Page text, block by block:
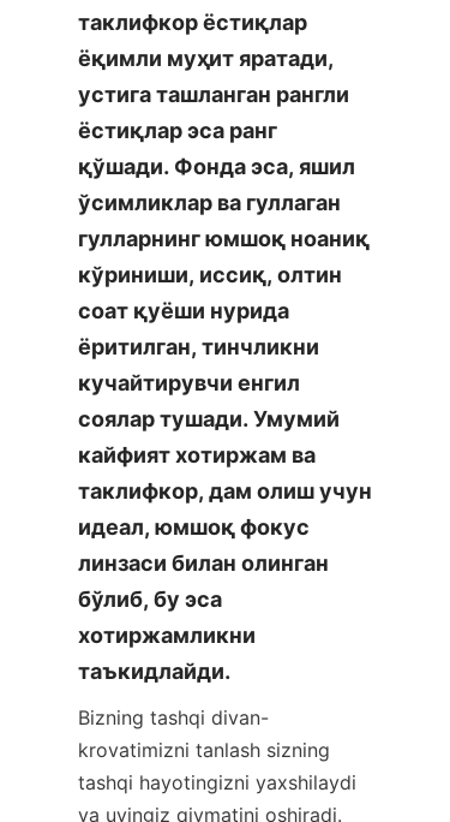
таклифкор ёстиқлар
ёқимли муҳит яратади,
устига ташланган рангли
ёстиқлар эса ранг
қўшади. Фонда эса, яшил
ўсимликлар ва гуллаган
гулларнинг юмшоқ ноаниқ
кўриниши, иссиқ, олтин
соат қуёши нурида
ёритилган, тинчликни
кучайтирувчи енгил
соялар тушади. Умумий
кайфият хотиржам ва
таклифкор, дам олиш учун
идеал, юмшоқ фокус
линзаси билан олинган
бўлиб, бу эса
хотиржамликни
таъкидлайди.
Bizning tashqi divan-
krovatimizni tanlash sizning
tashqi hayotingizni yaxshilaydi
va uyingiz qiymatini oshiradi.